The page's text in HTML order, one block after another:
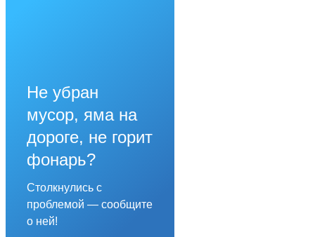
Не убран
мусор, яма на
дороге, не горит
фонарь?
Столкнулись с
проблемой — сообщите
о ней!